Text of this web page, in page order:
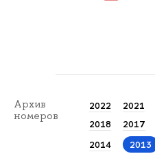
Архив
номеров
2022 2021
2018
2017
2014
2013